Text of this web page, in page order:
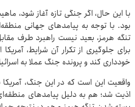
با این حال، اگر جنگی تازه آغاز شود،
بود. با توجه به پیامدهای جهانی
تنگه هرمز، بعید نیست راهبرد طرف
برای جلوگیری از تکرار آن شرایط،
خودداری کند و پرونده جنگ عملا به
واقعیت این است که در این جنگ،
اذیت شد؛ هم به دلیل پیامدهای